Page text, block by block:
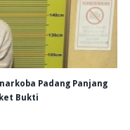
Padang Panjang
Bukti